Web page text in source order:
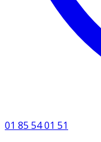
01 85 54 01 51